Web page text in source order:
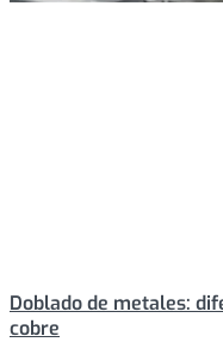
Doblado de metales:
cobre